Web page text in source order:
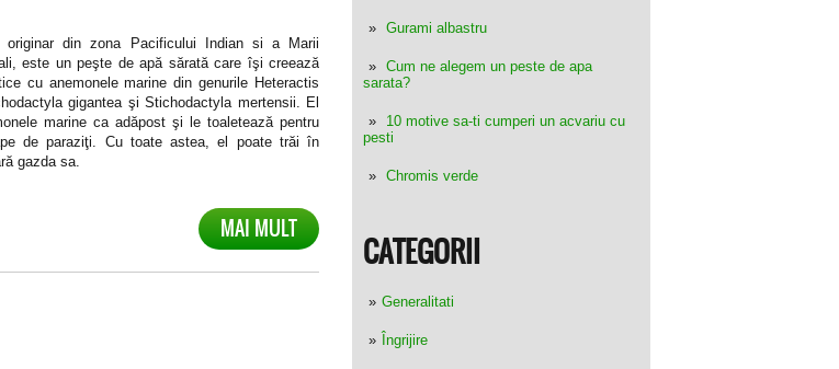
Gurami albastru
Cum ne alegem un peste de apa
sarata?
10 motive sa-ti cumperi un acvariu cu
pesti
Chromis verde
CATEGORII
Generalitati
Îngrijire
originar din zona Pacificului Indian si a Marii
este un peşte de apă sărată care îşi creează
cu anemonele marine din genurile Heteractis
gigantea şi Stichodactyla mertensii. El
marine ca adăpost şi le toaletează pentru
de paraziţi. Cu toate astea, el poate trăi în
gazda sa.
MAI MULT